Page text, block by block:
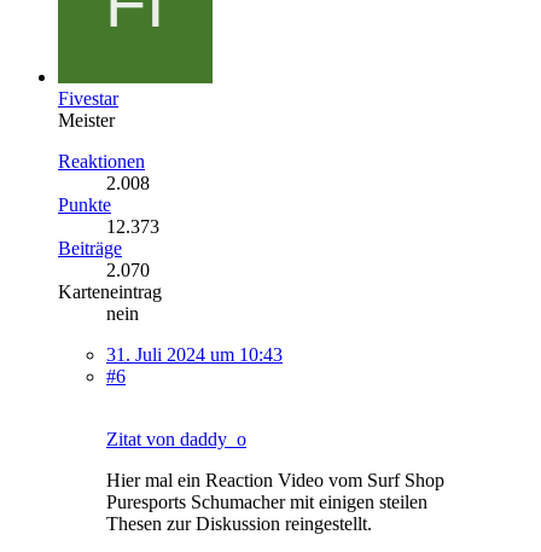
Fivestar
Meister
Reaktionen
2.008
Punkte
12.373
Beiträge
2.070
Karteneintrag
nein
31. Juli 2024 um 10:43
#6
Zitat von daddy_o
Hier mal ein Reaction Video vom Surf Shop
Puresports Schumacher mit einigen steilen
Thesen zur Diskussion reingestellt.